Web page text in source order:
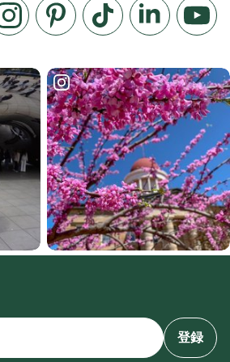
ブックでいいね
インスタグラムをフォローする
ピンタレストTikTokでフォローする
LinkedInでフ
登録